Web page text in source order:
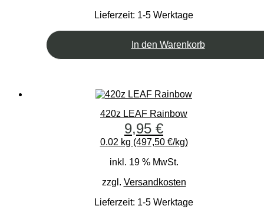
Lieferzeit: 1-5 Werktage
In den Warenkorb
420z LEAF Rainbow
9,95 €
0.02 kg (497,50 €/kg)
inkl. 19 % MwSt.
zzgl. Versandkosten
Lieferzeit: 1-5 Werktage